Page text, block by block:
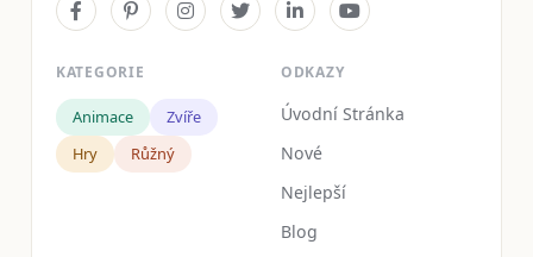
KATEGORIE
Animace
Zvíře
Hry
Růžný
ODKAZY
Úvodní Stránka
Nové
Nejlepší
Blog